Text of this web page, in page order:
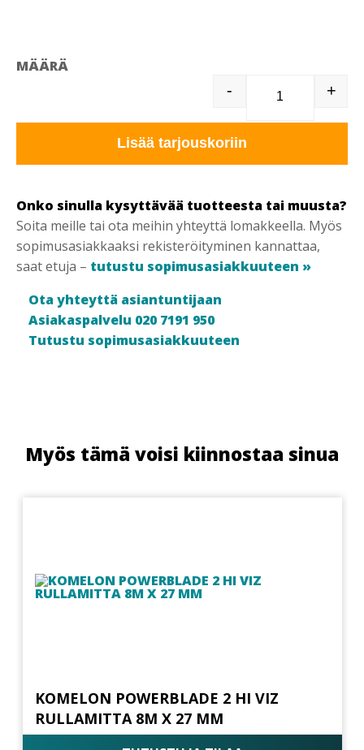
MÄÄRÄ
T15805
- +
Lisää tarjouskoriin
Onko sinulla kysyttävää tuotteesta tai muusta?
Soita meille tai ota meihin yhteyttä lomakkeella. Myös
sopimusasiakkaaksi rekisteröityminen kannattaa,
saat etuja – tutustu sopimusasiakkuuteen »
Ota yhteyttä asiantuntijaan
Asiakaspalvelu 020 7191 950
Tutustu sopimusasiakkuuteen
Myös tämä voisi kiinnostaa sinua
KOMELON POWERBLADE 2 HI VIZ
RULLAMITTA 8M X 27 MM